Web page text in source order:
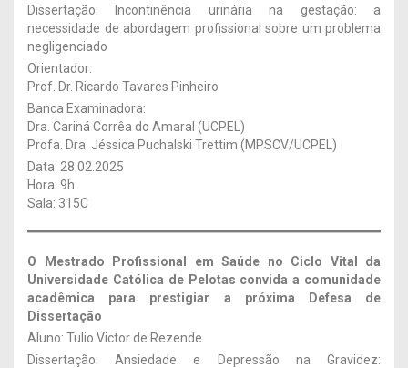
Dissertação: Incontinência urinária na gestação: a
necessidade de abordagem profissional sobre um problema
negligenciado
Orientador:
Prof. Dr. Ricardo Tavares Pinheiro
Banca Examinadora:
Dra. Cariná Corrêa do Amaral (UCPEL)
Profa. Dra. Jéssica Puchalski Trettim (MPSCV/UCPEL)
Data: 28.02.2025
Hora: 9h
Sala: 315C
O Mestrado Profissional em Saúde no Ciclo Vital da
Universidade Católica de Pelotas convida a comunidade
acadêmica para prestigiar a próxima Defesa de
Dissertação
Aluno: Tulio Victor de Rezende
Dissertação: Ansiedade e Depressão na Gravidez: